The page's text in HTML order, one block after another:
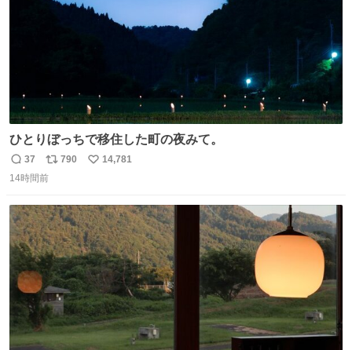
ひとりぼっちで移住した町の夜みて。
返
信
37
リ
ポ
ト
数
790
い
数
14,781
14時間前